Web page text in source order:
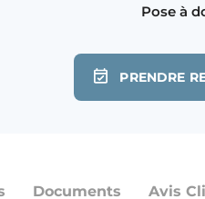
Pose à
PRENDRE
Documents Avis